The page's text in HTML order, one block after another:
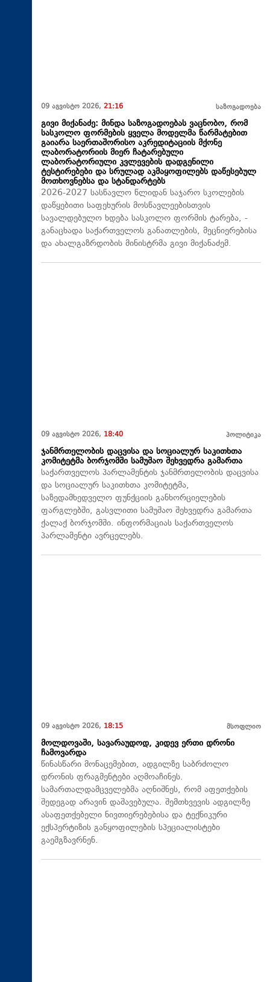
09 აგვისტო 2026, 21:16 საზოგადოება
გივი მიქანაძე: მინდა საზოგადოებას ვაცნობო, რომ
სასკოლო ფორმების ყველა მოდელმა წარმატებით
გაიარა საერთაშორისო აკრედიტაციის მქონე
ლაბორატორიის მიერ ჩატარებული
ლაბორატორიული კვლევების დადგენილი
ტესტირებები და სრულად აკმაყოფილებს დაწესებულ
მოთხოვნებსა და სტანდარტებს
2026-2027 სასწავლო წლიდან საჯარო სკოლების
დაწყებითი საფეხურის მოსწავლეებისთვის
სავალდებულო ხდება სასკოლო ფორმის ტარება, -
განაცხადა საქართველოს განათლების, მეცნიერებისა
და ახალგაზრდობის მინისტრმა გივი მიქანაძემ.
09 აგვისტო 2026, 18:40 პოლიტიკა
ჯანმრთელობის დაცვისა და სოციალურ საკითხთა
კომიტეტმა ბორჯომში სამუშაო შეხვედრა გამართა
საქართველოს პარლამენტის ჯანმრთელობის დაცვისა
და სოციალურ საკითხთა კომიტეტმა,
საზედამხედველო ფუნქციის განხორციელების
ფარგლებში, გასვლითი სამუშაო შეხვედრა გამართა
ქალაქ ბორჯომში. ინფორმაციას საქართველოს
პარლამენტი ავრცელებს.
09 აგვისტო 2026, 18:15 მსოფლიო
მოლდოვაში, სავარაუდოდ, კიდევ ერთი დრონი
ჩამოვარდა
წინასწარი მონაცემებით, ადგილზე საბრძოლო
დრონის ფრაგმენტები აღმოაჩინეს.
სამართალდამცველებმა აღნიშნეს, რომ აფეთქების
შედეგად არავინ დაშავებულა. შემთხვევის ადგილზე
ასაფეთქებელი ნივთიერებებისა და ტექნიკური
ექსპერტიზის განყოფილების სპეციალისტები
გაემგზავრნენ.